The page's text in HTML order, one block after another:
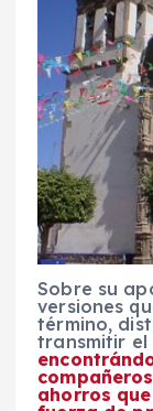
Sobre su
versiones
término,
transmitir el
ahorros